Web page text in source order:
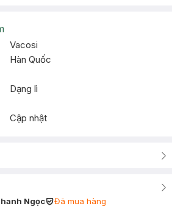
Vacosi
Hàn Quốc
Dạng lì
Cập nhật
Ngọc
Đã mua hàng